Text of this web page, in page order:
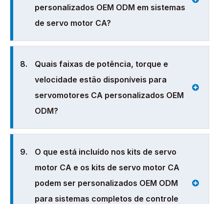
personalizados OEM ODM em sistemas
de servo motor CA?
8.
Quais faixas de potência, torque e
velocidade estão disponíveis para
servomotores CA personalizados OEM
ODM?
9.
O que está incluído nos kits de servo
motor CA e os kits de servo motor CA
podem ser personalizados OEM ODM
para sistemas completos de controle